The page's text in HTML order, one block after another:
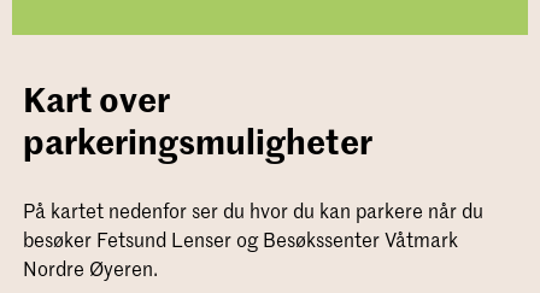
Kart over
parkeringsmuligheter
På kartet nedenfor ser du hvor du kan parkere når du
besøker Fetsund Lenser og Besøkssenter Våtmark
Nordre Øyeren.